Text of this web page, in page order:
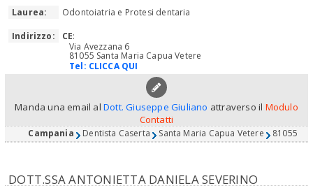
Laurea:
Odontoiatria e Protesi dentaria
Indirizzo:
CE:
Via Avezzana 6
81055 Santa Maria Capua Vetere
Tel: CLICCA QUI
Manda una email al Dott. Giuseppe Giuliano attraverso il Modulo
Contatti
Campania Dentista Caserta Santa Maria Capua Vetere 81055
DOTT.SSA ANTONIETTA DANIELA SEVERINO